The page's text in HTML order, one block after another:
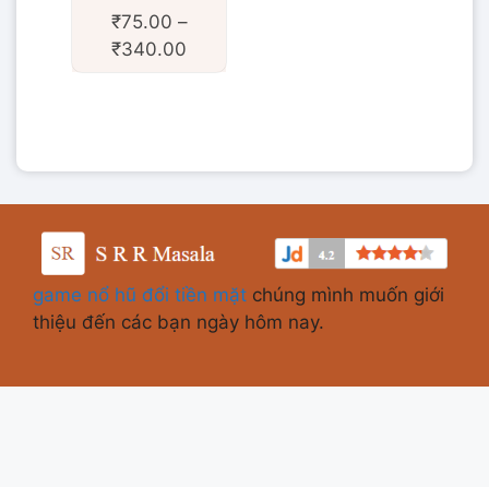
game nổ hũ đổi tiền mặt chúng mình muốn giới
thiệu đến các bạn ngày hôm nay.